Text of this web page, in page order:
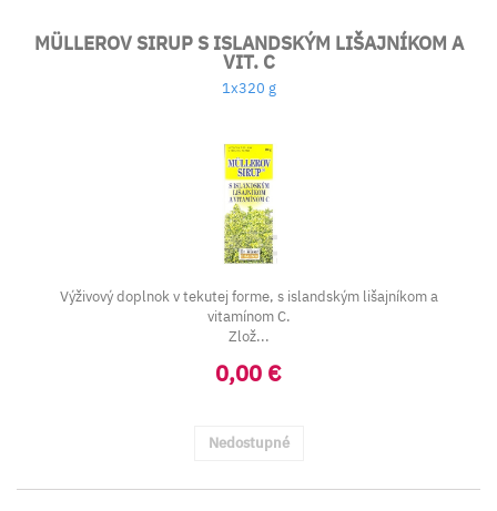
MÜLLEROV SIRUP S ISLANDSKÝM LIŠAJNÍKOM A
VIT. C
1x320 g
Výživový doplnok v tekutej forme, s islandským lišajníkom a
vitamínom C.
Zlož...
0,00 €
Nedostupné